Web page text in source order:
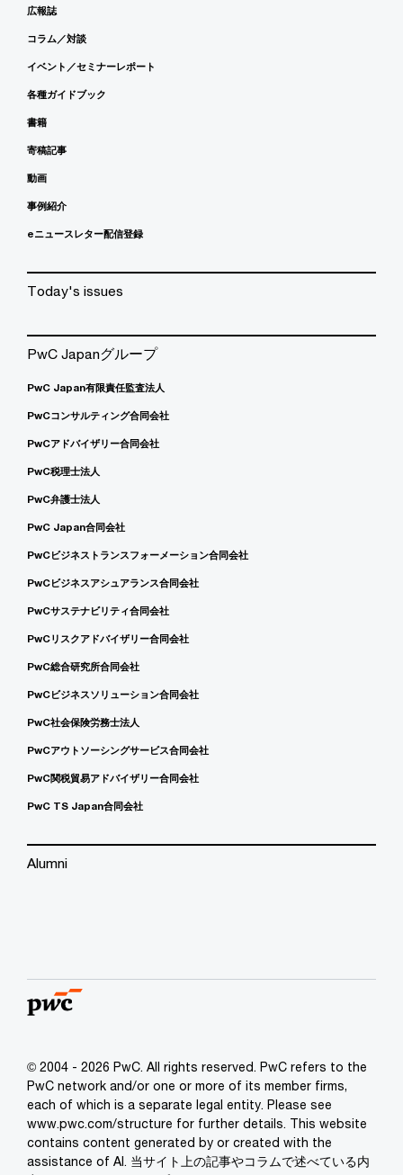
広報誌
コラム／対談
イベント／セミナーレポート
各種ガイドブック
書籍
寄稿記事
動画
事例紹介
eニュースレター配信登録
Today's issues
PwC Japanグループ
PwC Japan有限責任監査法人
PwCコンサルティング合同会社
PwCアドバイザリー合同会社
PwC税理士法人
PwC弁護士法人
PwC Japan合同会社
PwCビジネストランスフォーメーション合同会社
PwCビジネスアシュアランス合同会社
PwCサステナビリティ合同会社
PwCリスクアドバイザリー合同会社
PwC総合研究所合同会社
PwCビジネスソリューション合同会社
PwC社会保険労務士法人
PwCアウトソーシングサービス合同会社
PwC関税貿易アドバイザリー合同会社
PwC TS Japan合同会社
Alumni
© 2004 - 2026 PwC. All rights reserved. PwC refers to the
PwC network and/or one or more of its member firms,
each of which is a separate legal entity. Please see
www.pwc.com/structure for further details. This website
contains content generated by or created with the
assistance of AI. 当サイト上の記事やコラムで述べている内